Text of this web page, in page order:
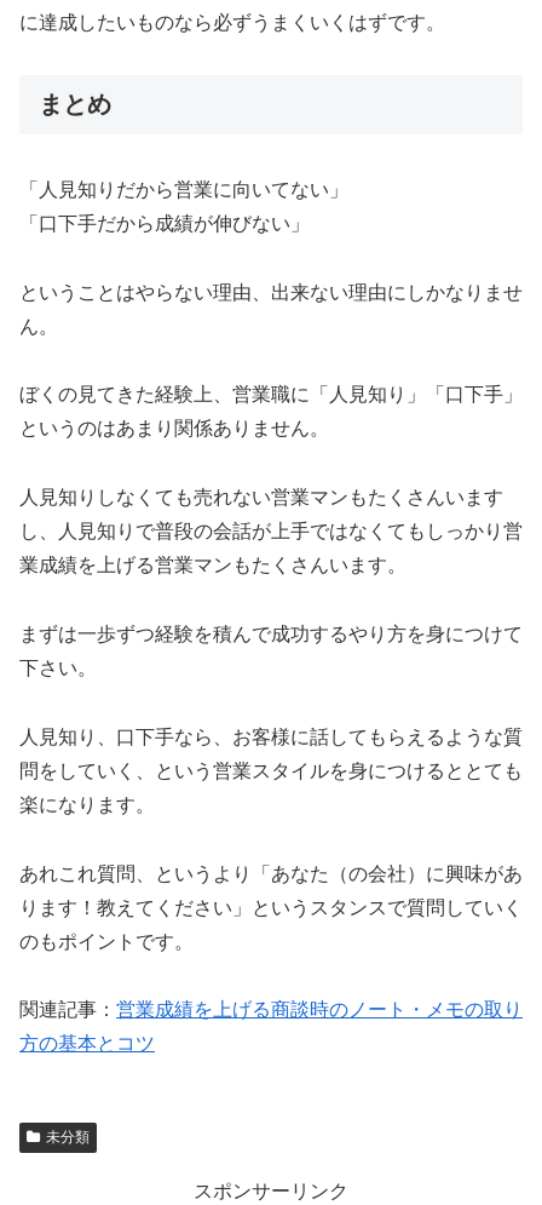
に達成したいものなら必ずうまくいくはずです。
まとめ
「人見知りだから営業に向いてない」
「口下手だから成績が伸びない」
ということはやらない理由、出来ない理由にしかなりませ
ん。
ぼくの見てきた経験上、営業職に「人見知り」「口下手」
というのはあまり関係ありません。
人見知りしなくても売れない営業マンもたくさんいます
し、人見知りで普段の会話が上手ではなくてもしっかり営
業成績を上げる営業マンもたくさんいます。
まずは一歩ずつ経験を積んで成功するやり方を身につけて
下さい。
人見知り、口下手なら、お客様に話してもらえるような質
問をしていく、という営業スタイルを身につけるととても
楽になります。
あれこれ質問、というより「あなた（の会社）に興味があ
ります！教えてください」というスタンスで質問していく
のもポイントです。
関連記事： 営業成績を上げる商談時のノート・メモの取り
方の基本とコツ
未分類
スポンサーリンク